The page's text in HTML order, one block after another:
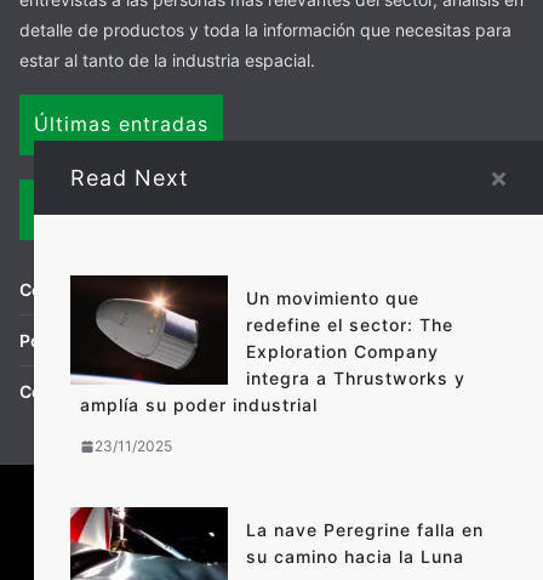
detalle de productos y toda la información que necesitas para
estar al tanto de la industria espacial.
Últimas entradas
Links
Condiciones de uso
Política de privacidad
Contacto
Condiciones de uso Política de privacidadContacto
Read Next
Un movimiento que
redefine el sector: The
Exploration Company
integra a Thrustworks y
amplía su poder industrial
23/11/2025
La nave Peregrine falla en
su camino hacia la Luna